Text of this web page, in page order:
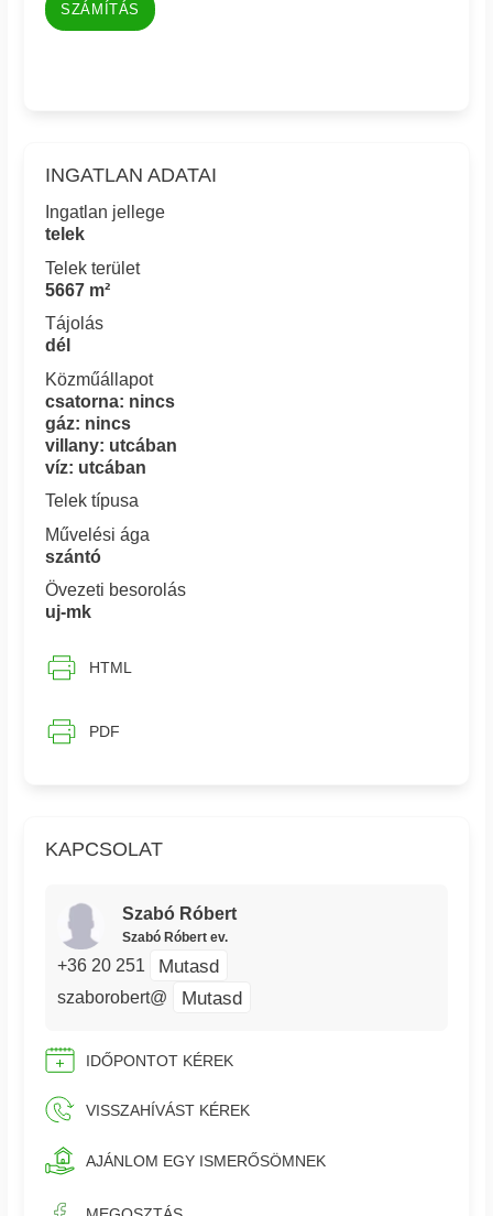
SZÁMÍTÁS
KAPCSOLAT
Szabó Róbert
Szabó Róbert ev.
+36 20 251 Mutasd
szaborobert@ Mutasd
IDŐPONTOT KÉREK
VISSZAHÍVÁST KÉREK
AJÁNLOM EGY ISMERŐSÖMNEK
INGATLAN ADATAI
Ingatlan jellege
telek
Telek terület
5667 m²
Tájolás
dél
Közműállapot
csatorna: nincs
gáz: nincs
villany: utcában
víz: utcában
Telek típusa
Művelési ága
szántó
Övezeti besorolás
uj-mk
HTML
PDF